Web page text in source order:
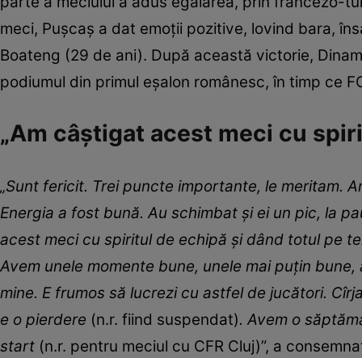
meci, Pușcaș a dat emoții pozitive, lovind bara,
Boateng (29 de ani). După această victorie,
podiumul din primul eșalon românesc, în timp ce
„Am câștigat acest meci cu
„Sunt fericit. Trei puncte importante, le meritam.
Energia a fost bună. Au schimbat și ei un pic, la
acest meci cu spiritul de echipă și dând totul pe
Avem unele momente bune, unele mai puțin
mine. E frumos să lucrezi cu astfel de jucători.
e o pierdere (n.r. fiind suspendat). Avem o
start (n.r. pentru meciul cu CFR Cluj)”, a